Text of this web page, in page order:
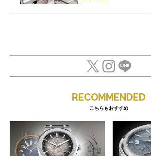
RECOMMENDED
こちらもおすすめ